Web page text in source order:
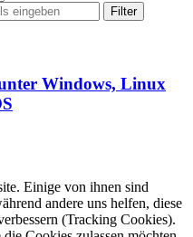
Filter
Windows, Linux
Einige von ihnen sind
andere uns helfen, diese
(Tracking Cookies).